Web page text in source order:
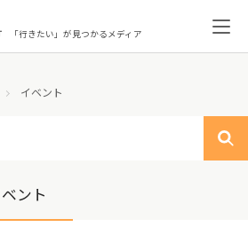
「行きたい」が見つかるメディア
イベント
ント